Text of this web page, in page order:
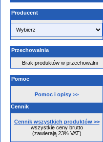
Producent
Przechowalnia
Brak produktów w przechowalni
Pomoc
Pomoc i opisy >>
Cennik
Cennik wszystkich produktów >>
wszystkie ceny brutto
(zawierają 23% VAT)